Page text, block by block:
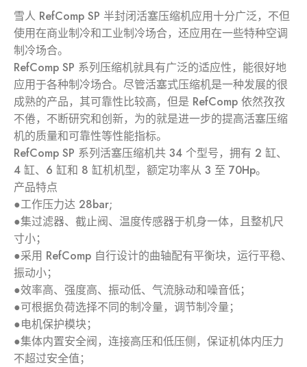
雪人 RefComp SP 半封闭活塞压缩机应用十分广泛，不但
使用在商业制冷和工业制冷场合，还应用在一些特种空调
制冷场合。
RefComp SP 系列压缩机就具有广泛的适应性，能很好地
应用于各种制冷场合。尽管活塞式压缩机是一种发展的很
成熟的产品，其可靠性比较高，但是 RefComp 依然孜孜
不倦，不断研究和创新，为的就是进一步的提高活塞压缩
机的质量和可靠性等性能指标。
RefComp SP 系列活塞压缩机共 34 个型号，拥有 2 缸、
4 缸、6 缸和 8 缸机机型，额定功率从 3 至 70Hp。
产品特点
●工作压力达 28bar;
●集过滤器、截止阀、温度传感器于机身一体，且整机尺
寸小；
●采用 RefComp 自行设计的曲轴配有平衡块，运行平稳、
振动小；
●效率高、强度高、振动低、气流脉动和噪音低；
●可根据负荷选择不同的制冷量，调节制冷量；
●电机保护模块；
●集体内置安全阀，连接高压和低压侧，保证机体内压力
不超过安全值；